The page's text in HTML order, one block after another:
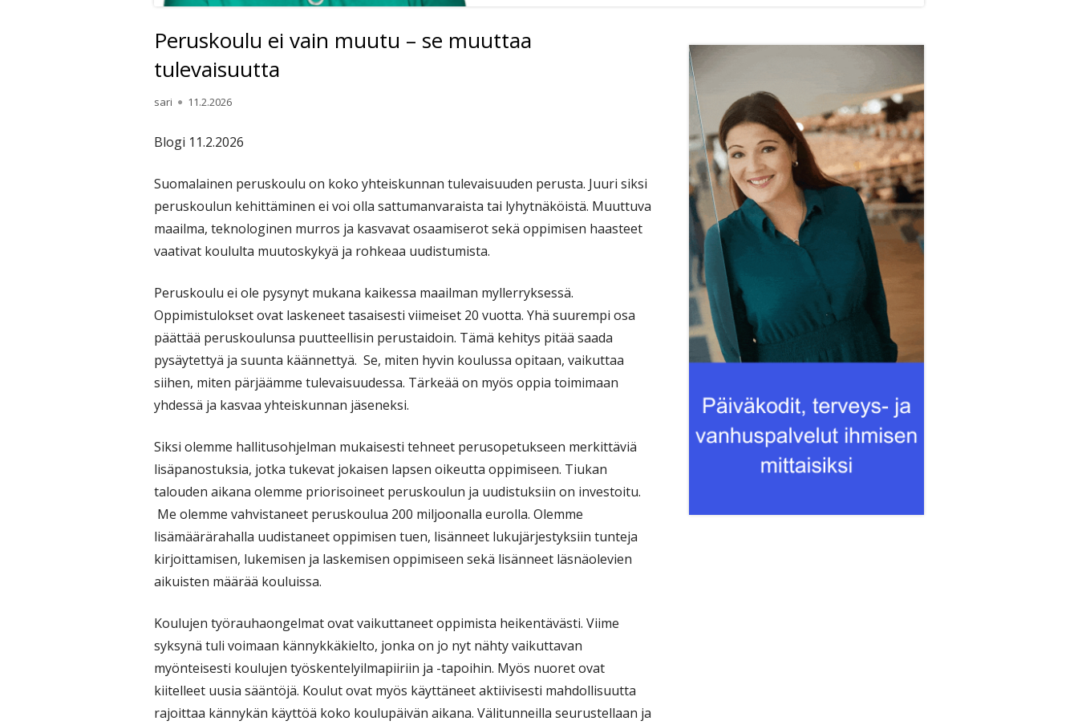
Peruskoulu ei vain muutu – se muuttaa
tulevaisuutta
Kirjoittaja
sari Julkaistu
11.2.2026
Blogi 11.2.2026
Suomalainen peruskoulu on koko yhteiskunnan tulevaisuuden perusta. Juuri siksi
peruskoulun kehittäminen ei voi olla sattumanvaraista tai lyhytnäköistä. Muuttuva
maailma, teknologinen murros ja kasvavat osaamiserot sekä oppimisen haasteet
vaativat koululta muutoskykyä ja rohkeaa uudistumista.
Peruskoulu ei ole pysynyt mukana kaikessa maailman myllerryksessä.
Oppimistulokset ovat laskeneet tasaisesti viimeiset 20 vuotta. Yhä suurempi osa
päättää peruskoulunsa puutteellisin perustaidoin. Tämä kehitys pitää saada
pysäytettyä ja suunta käännettyä. Se, miten hyvin koulussa opitaan, vaikuttaa
siihen, miten pärjäämme tulevaisuudessa. Tärkeää on myös oppia toimimaan
yhdessä ja kasvaa yhteiskunnan jäseneksi.
Siksi olemme hallitusohjelman mukaisesti tehneet perusopetukseen merkittäviä
lisäpanostuksia, jotka tukevat jokaisen lapsen oikeutta oppimiseen. Tiukan
talouden aikana olemme priorisoineet peruskoulun ja uudistuksiin on investoitu.
Me olemme vahvistaneet peruskoulua 200 miljoonalla eurolla. Olemme
lisämäärärahalla uudistaneet oppimisen tuen, lisänneet lukujärjestyksiin tunteja
kirjoittamisen, lukemisen ja laskemisen oppimiseen sekä lisänneet läsnäolevien
aikuisten määrää kouluissa.
Koulujen työrauhaongelmat ovat vaikuttaneet oppimista heikentävästi. Viime
syksynä tuli voimaan kännykkäkielto, jonka on jo nyt nähty vaikuttavan
myönteisesti koulujen työskentelyilmapiiriin ja -tapoihin. Myös nuoret ovat
kiitelleet uusia sääntöjä. Koulut ovat myös käyttäneet aktiivisesti mahdollisuutta
rajoittaa kännykän käyttöä koko koulupäivän aikana. Välitunneilla seurustellaan ja
Sivupalkki